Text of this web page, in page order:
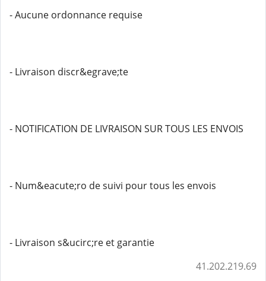
- Aucune ordonnance requise
- Livraison discr&egrave;te
- NOTIFICATION DE LIVRAISON SUR TOUS LES ENVOIS
- Num&eacute;ro de suivi pour tous les envois
- Livraison s&ucirc;re et garantie
41.202.219.69